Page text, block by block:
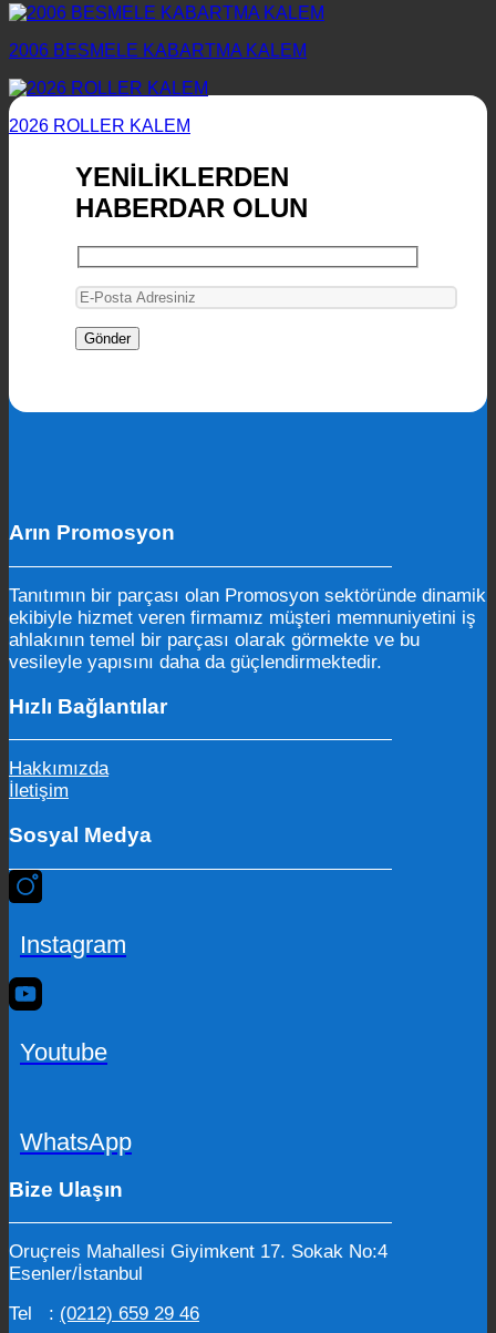
2006 BESMELE KABARTMA KALEM
2026 ROLLER KALEM
YENİLİKLERDEN
HABERDAR OLUN
Arın Promosyon
Tanıtımın bir parçası olan Promosyon sektöründe dinamik
ekibiyle hizmet veren firmamız müşteri memnuniyetini iş
ahlakının temel bir parçası olarak görmekte ve bu
vesileyle yapısını daha da güçlendirmektedir.
Hızlı Bağlantılar
Hakkımızda
İletişim
Sosyal Medya
Instagram
Youtube
WhatsApp
Bize Ulaşın
Oruçreis Mahallesi Giyimkent 17. Sokak No:4
Esenler/İstanbul
Tel : (0212) 659 29 46